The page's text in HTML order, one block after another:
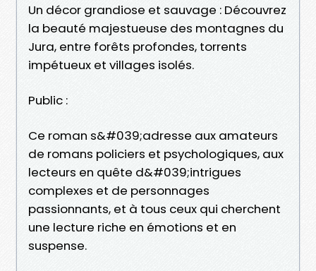
Un décor grandiose et sauvage : Découvrez
la beauté majestueuse des montagnes du
Jura, entre forêts profondes, torrents
impétueux et villages isolés.
Public :
Ce roman s&#039;adresse aux amateurs
de romans policiers et psychologiques, aux
lecteurs en quête d&#039;intrigues
complexes et de personnages
passionnants, et à tous ceux qui cherchent
une lecture riche en émotions et en
suspense.